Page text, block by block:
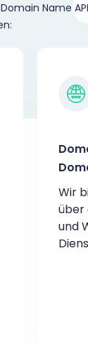
Name API
Wir
über
und